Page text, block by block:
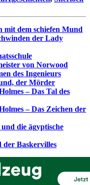
dem schiefen Mund
der Lady
von Norwood
des Ingenieurs
der Mörder
– Das Tal des
– Das Zeichen der
die ägyptische
Baskervilles